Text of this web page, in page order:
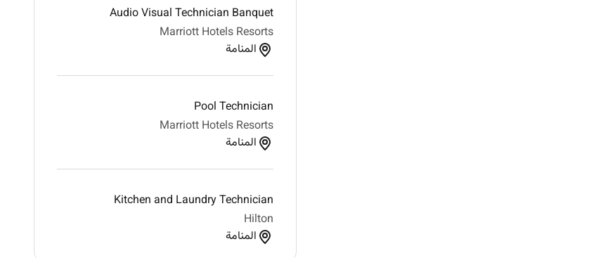
Audio Visual Technician Banquet
Marriott Hotels Resorts
المنامة
Pool Technician
Marriott Hotels Resorts
المنامة
Kitchen and Laundry Technician
Hilton
المنامة